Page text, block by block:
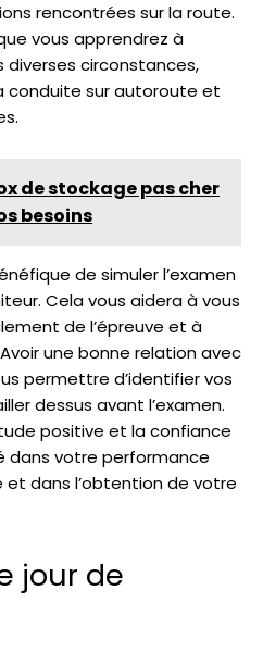
rencontrées sur la route.
vous apprendrez à
diverses circonstances,
conduite sur autoroute et
de stockage pas cher
besoins
de simuler l’examen
Cela vous aidera à vous
de l’épreuve et à
une bonne relation avec
permettre d’identifier vos
dessus avant l’examen.
positive et la confiance
dans votre performance
et dans l’obtention de votre
jour de